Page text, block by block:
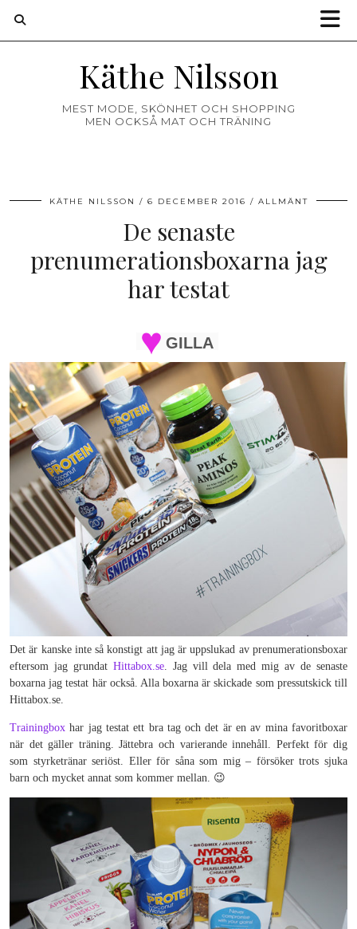
Käthe Nilsson
MEST MODE, SKÖNHET OCH SHOPPING
MEN OCKSÅ MAT OCH TRÄNING
KÄTHE NILSSON 6 DECEMBER 2016 ALLMÄNT
De senaste
prenumerationsboxarna jag
har testat
GILLA
Det är kanske inte så konstigt att jag är uppslukad av prenumerationsboxar
eftersom jag grundat Hittabox.se. Jag vill dela med mig av de senaste
boxarna jag testat här också. Alla boxarna är skickade som pressutskick till
Hittabox.se.
Trainingbox har jag testat ett bra tag och det är en av mina favoritboxar
när det gäller träning. Jättebra och varierande innehåll. Perfekt för dig
som styrketränar seriöst. Eller för såna som mig – försöker trots sjuka
barn och mycket annat som kommer mellan. 😉